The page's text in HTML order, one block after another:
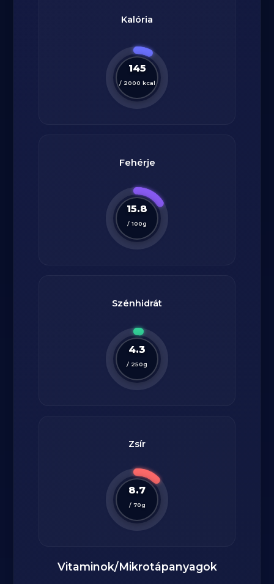
Kalória
145
/ 2000 kcal
Fehérje
15.8
/ 100g
Szénhidrát
4.3
/ 250g
Zsír
8.7
/ 70g
Vitaminok/Mikrotápanyagok